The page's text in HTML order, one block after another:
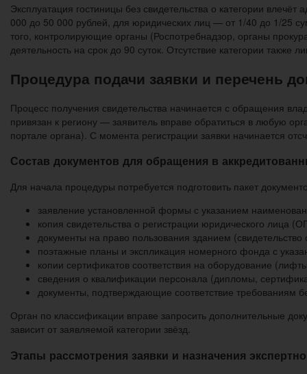
Эксплуатация гостиницы без свидетельства о категории
000 до 50 000 рублей, для юридических лиц — от 1/40 до 1/25
того, контролирующие органы (Роспотребнадзор, органы
деятельность на срок до 90 суток. Отсутствие категории также
Процедура подачи заявки и перечень
Процесс получения свидетельства начинается с обращения
привязан к региону — заявитель вправе обратиться в любую
портале органа). С момента регистрации заявки начинается
Состав документов для обращения в
Для начала процедуры потребуется подготовить пакет
заявление установленной формы с указанием
копия свидетельства о регистрации юридического лица
документы на право пользования зданием
поэтажные планы и экспликация номерного фонда с
копии сертификатов соответствия на оборудование
сведения о квалификации персонала (дипломы,
документы, подтверждающие соответствие требованиям
Орган по классификации вправе запросить дополнительные
зависит от заявляемой категории звёзд.
Этапы рассмотрения заявки и назначения